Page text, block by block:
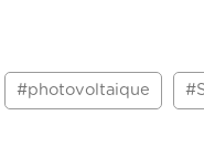
#photovoltaique